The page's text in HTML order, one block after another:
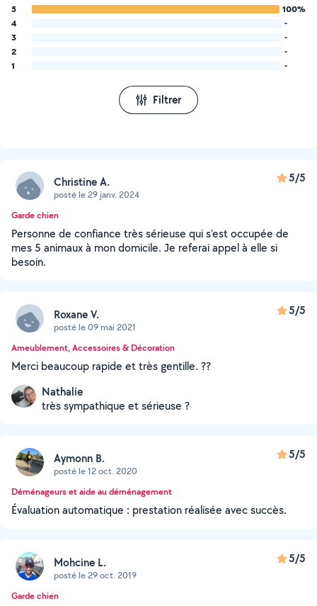
5
100%
4
-
3
-
2
-
1
-
Filtrer
Christine A.
posté le 29 janv. 2024
5/5
Garde chien
Personne de confiance très sérieuse qui s'est occupée de
mes 5 animaux à mon domicile. Je referai appel à elle si
besoin.
Roxane V.
posté le 09 mai 2021
5/5
Ameublement, Accessoires & Décoration
Merci beaucoup rapide et très gentille. ??
Nathalie
très sympathique et sérieuse ?
Aymonn B.
posté le 12 oct. 2020
5/5
Déménageurs et aide au déménagement
Évaluation automatique : prestation réalisée avec succès.
Mohcine L.
posté le 29 oct. 2019
5/5
Garde chien